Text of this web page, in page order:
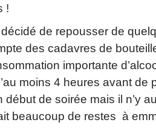
!
de repousser de
des cadavres de
importante
moins 4 heures avant de
début de soirée mais il n’y
beaucoup de restes à